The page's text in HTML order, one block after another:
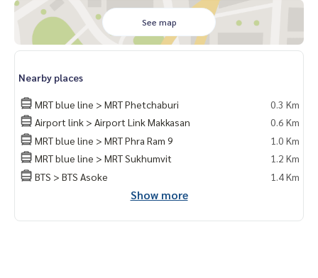
- มศว : 190 m.
- Fortune Town : 1.3 km.
- Central พระราม 9 : 1.4 km.
- Interchange 21 : 1.7 km.
- ร.พ.บำรุงราษฎร์ : 1.8 km.
- Robinson : 1.9 km.
- สวนสาธารณะเบญจกิตติ : 2.1 km.
🥰 Contact
Line : @therealproperty
Wechat : TheRealP
WhatsApp :
Baimint
See map
Nearby places
MRT blue line > MRT Phetchaburi
0.3 Km
Airport link > Airport Link Makkasan
0.6 Km
MRT blue line > MRT Phra Ram 9
1.0 Km
MRT blue line > MRT Sukhumvit
1.2 Km
BTS > BTS Asoke
1.4 Km
Show more